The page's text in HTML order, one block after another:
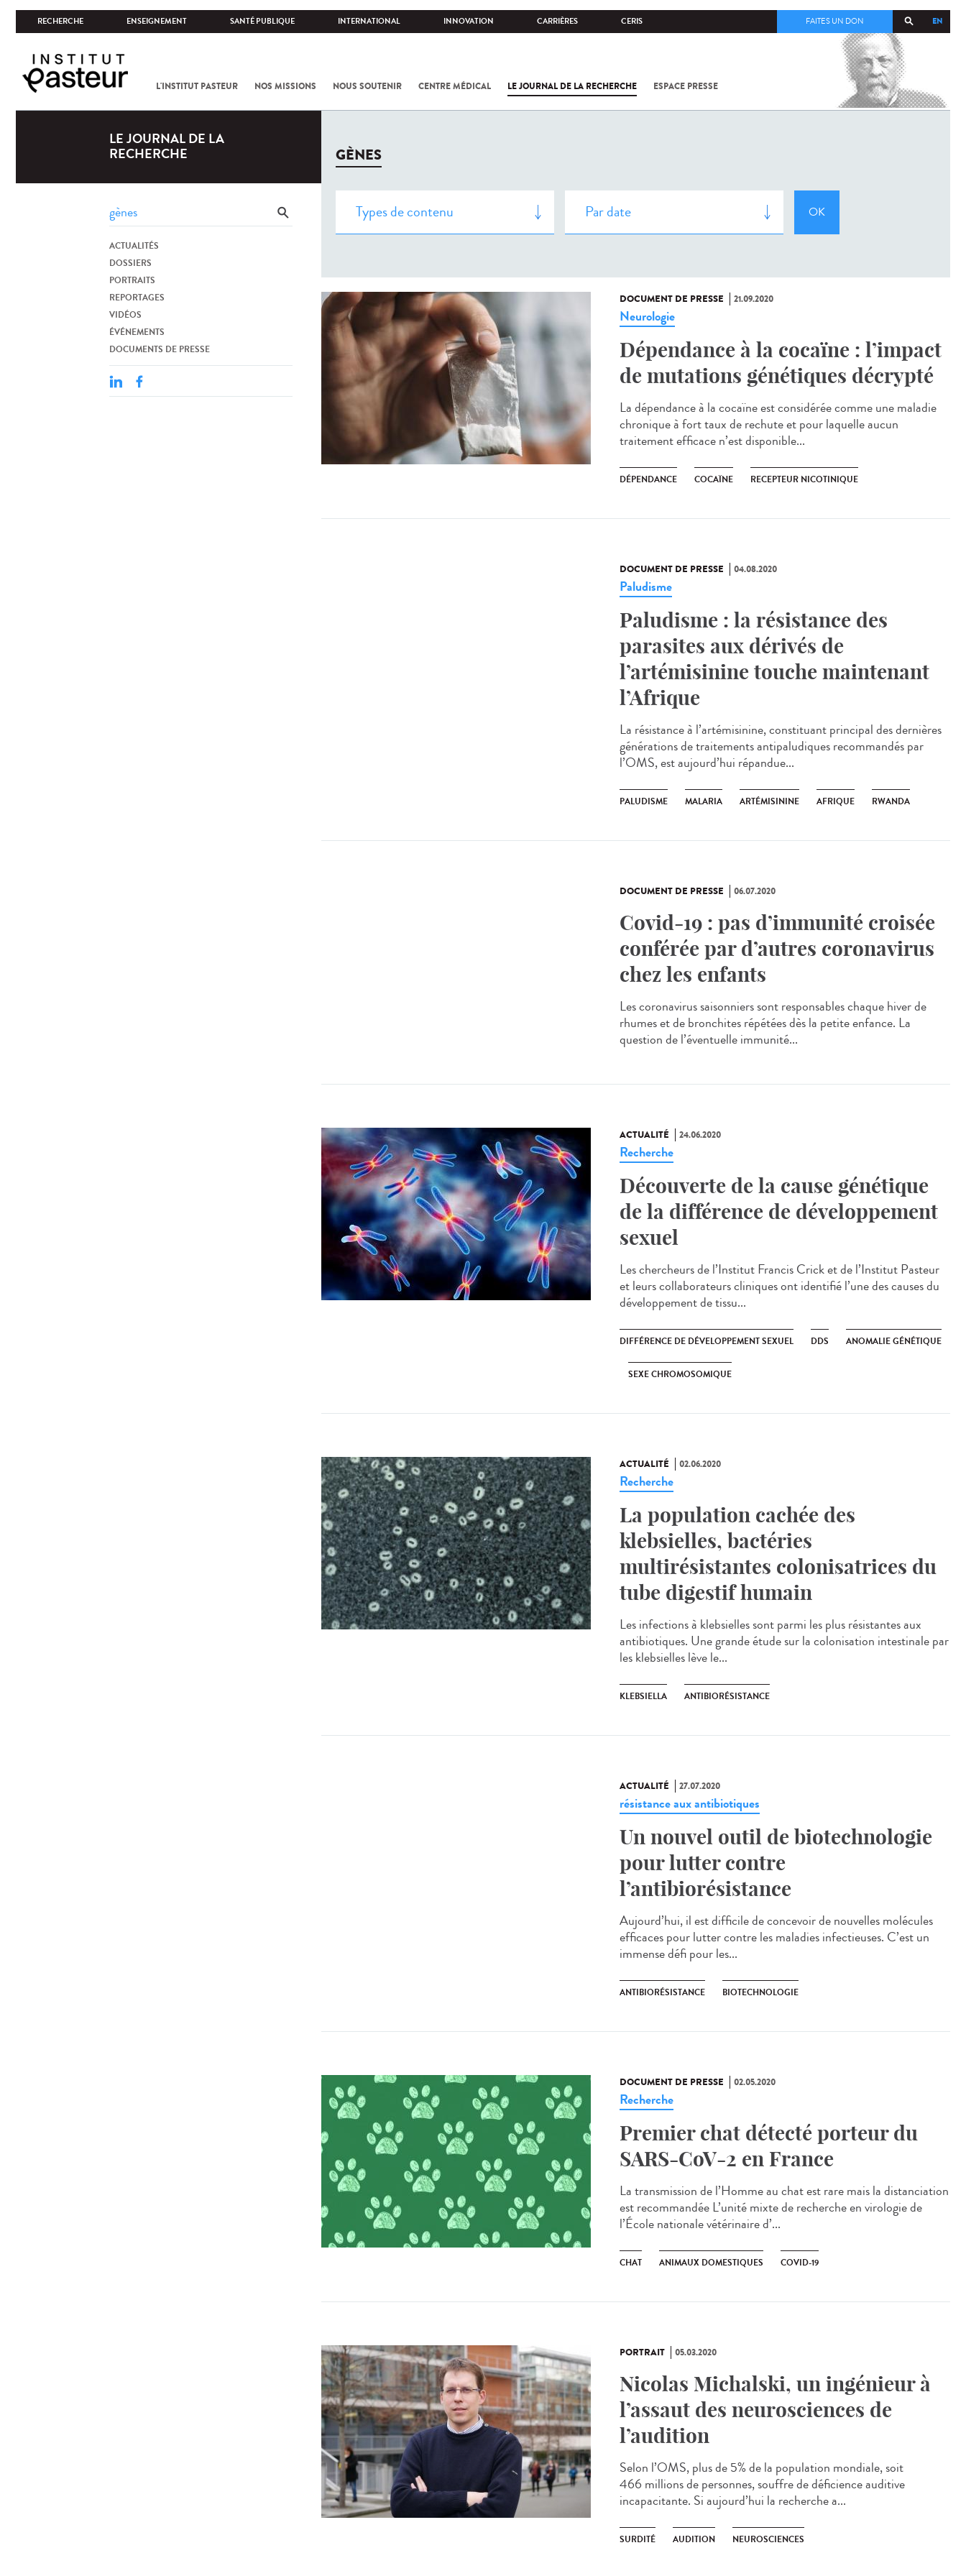
RECHERCHE ENSEIGNEMENT SANTÉ PUBLIQUE INTERNATIONAL INNOVATION CARRIÈRES CERIS EN
FAITES UN DON
L'INSTITUT PASTEUR NOS MISSIONS NOUS SOUTENIR CENTRE MÉDICAL LE JOURNAL DE LA RECHERCHE ESPACE PRESSE
COV-2 /
LE JOURNAL DE LA
RECHERCHE
ACTUALITÉS
DOSSIERS
PORTRAITS
REPORTAGES
VIDÉOS
ÉVÉNEMENTS
DOCUMENTS DE PRESSE
GÈNES
DOCUMENT DE PRESSE 21.09.2020
Neurologie
Dépendance à la cocaïne : l’impact
de mutations génétiques décrypté
La dépendance à la cocaïne est considérée comme une maladie
chronique à fort taux de rechute et pour laquelle aucun
traitement efficace n’est disponible...
DÉPENDANCE COCAÏNE RECEPTEUR NICOTINIQUE
DOCUMENT DE PRESSE 04.08.2020
Paludisme
Paludisme : la résistance des
parasites aux dérivés de
l’artémisinine touche maintenant
l’Afrique
La résistance à l’artémisinine, constituant principal des dernières
générations de traitements antipaludiques recommandés par
l’OMS, est aujourd’hui répandue...
PALUDISME MALARIA ARTÉMISININE AFRIQUE RWANDA
DOCUMENT DE PRESSE 06.07.2020
Covid-19 : pas d’immunité croisée
conférée par d’autres coronavirus
chez les enfants
Les coronavirus saisonniers sont responsables chaque hiver de
rhumes et de bronchites répétées dès la petite enfance. La
question de l’éventuelle immunité...
ACTUALITÉ 24.06.2020
Recherche
Découverte de la cause génétique
de la différence de développement
sexuel
Les chercheurs de l’Institut Francis Crick et de l’Institut Pasteur
et leurs collaborateurs cliniques ont identifié l’une des causes du
développement de tissu...
DIFFÉRENCE DE DÉVELOPPEMENT SEXUEL DDS ANOMALIE GÉNÉTIQUE
SEXE CHROMOSOMIQUE
ACTUALITÉ 02.06.2020
Recherche
La population cachée des
klebsielles, bactéries
multirésistantes colonisatrices du
tube digestif humain
Les infections à klebsielles sont parmi les plus résistantes aux
antibiotiques. Une grande étude sur la colonisation intestinale par
les klebsielles lève le...
KLEBSIELLA ANTIBIORÉSISTANCE
ACTUALITÉ 27.07.2020
résistance aux antibiotiques
Un nouvel outil de biotechnologie
pour lutter contre
l’antibiorésistance
Aujourd’hui, il est difficile de concevoir de nouvelles molécules
efficaces pour lutter contre les maladies infectieuses. C’est un
immense défi pour les...
ANTIBIORÉSISTANCE BIOTECHNOLOGIE
DOCUMENT DE PRESSE 02.05.2020
Recherche
Premier chat détecté porteur du
SARS-CoV-2 en France
La transmission de l’Homme au chat est rare mais la distanciation
est recommandée L’unité mixte de recherche en virologie de
l’École nationale vétérinaire d’...
CHAT ANIMAUX DOMESTIQUES COVID-19
PORTRAIT 05.03.2020
Nicolas Michalski, un ingénieur à
l’assaut des neurosciences de
l’audition
Selon l’OMS, plus de 5% de la population mondiale, soit
466 millions de personnes, souffre de déficience auditive
incapacitante. Si aujourd’hui la recherche a...
SURDITÉ AUDITION NEUROSCIENCES